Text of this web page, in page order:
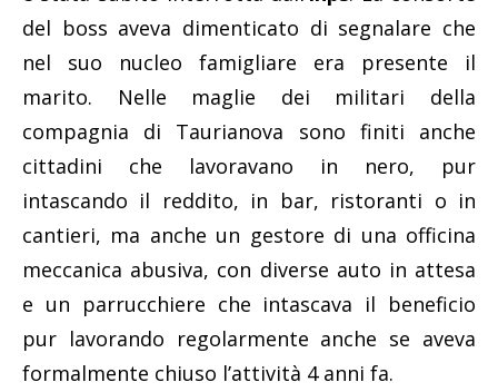
del boss aveva dimenticato di segnalare che
nel suo nucleo famigliare era presente il
marito. Nelle maglie dei militari della
compagnia di Taurianova sono finiti anche
cittadini che lavoravano in nero, pur
intascando il reddito, in bar, ristoranti o in
cantieri, ma anche un gestore di una officina
meccanica abusiva, con diverse auto in attesa
e un parrucchiere che intascava il beneficio
pur lavorando regolarmente anche se aveva
formalmente chiuso l’attività 4 anni fa.